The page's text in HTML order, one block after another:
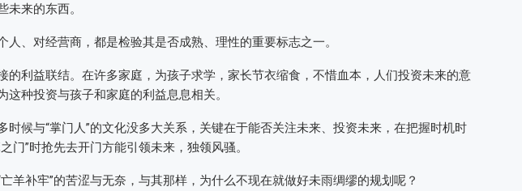
来的东西。
人、对经营商，都是检验其是否成熟、理性的重要标志之一。
的利益联结。在许多家庭，为孩子求学，家长节衣缩食，不惜血本，人们投资未来的意
种投资与孩子和家庭的利益息息相关。
时候与“掌门人”的文化没多大关系，关键在于能否关注未来、投资未来，在把握时机时
门”时抢先去开门方能引领未来，独领风骚。
羊补牢”的苦涩与无奈，与其那样，为什么不现在就做好未雨绸缪的规划呢？